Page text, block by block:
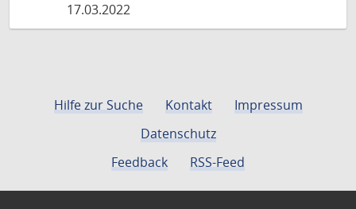
17.03.2022
Hilfe zur Suche Kontakt
Impressum
Datenschutz
Feedback
RSS-Feed